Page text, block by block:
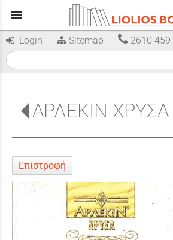
menu
Login Sitemap 2610 459
ΑΡΛΕΚΙΝ
Επιστροφή